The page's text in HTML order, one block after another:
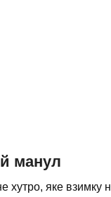
манул
хутро, яке взимку